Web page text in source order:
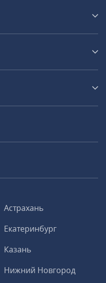
Астрахань
Екатеринбург
Казань
Нижний Новгород